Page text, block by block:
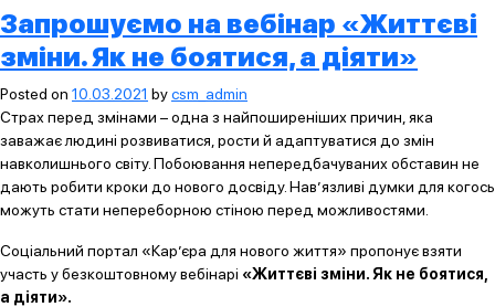
Запрошуємо на вебінар «Життєві
зміни. Як не боятися, а діяти»
Posted on 10.03.2021 bycsm_admin
Страх перед змінами – одна з найпоширеніших причин, яка
заважає людині розвиватися, рости й адаптуватися до змін
навколишнього світу. Побоювання непередбачуваних обставин не
дають робити кроки до нового досвіду. Нав’язливі думки для когось
можуть стати непереборною стіною перед можливостями.
Соціальний портал «Кар’єра для нового життя» пропонує взяти
участь у безкоштовному вебінарі «Життєві зміни. Як не боятися,
а діяти».